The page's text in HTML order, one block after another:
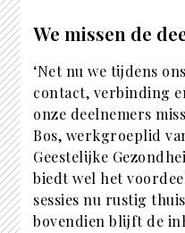
We missen de
‘Net nu we tijdens
contact, verbinding
onze deelnemers
Bos, werkgroeplid
Geestelijke
biedt wel het
sessies nu rustig
bovendien blijft de